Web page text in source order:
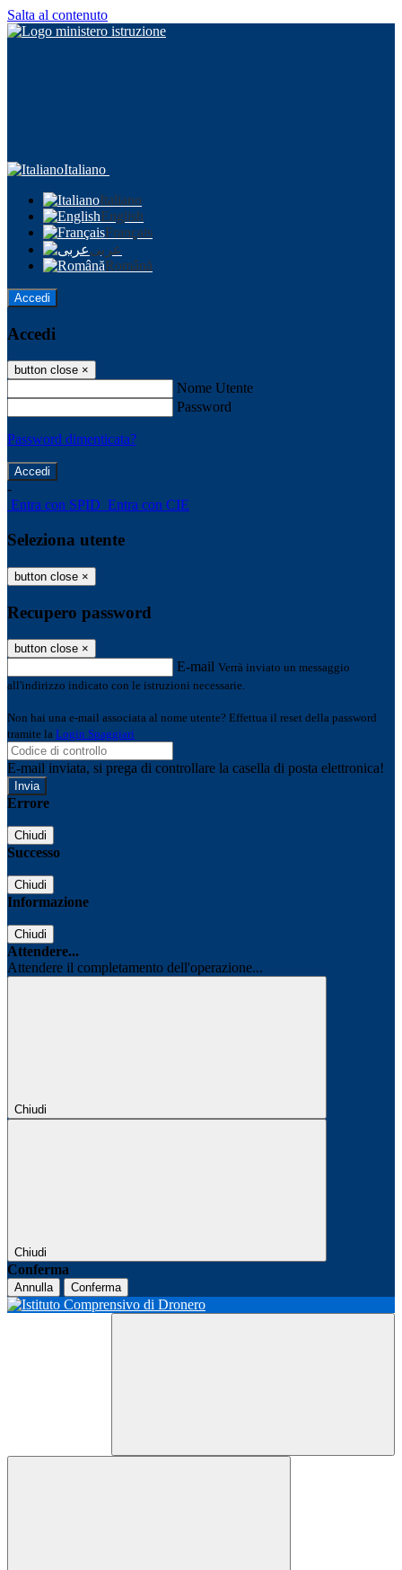
Salta al contenuto
Italiano
Italiano
English
Français
عربى
Română
Accedi
Accedi
button close ×
Nome Utente
Password
Password dimenticata?
-
Entra con SPID Entra con CIE
Seleziona utente
button close ×
Recupero password
button close ×
E-mail Verrà inviato un messaggio
all'indirizzo indicato con le istruzioni necessarie.
Non hai una e-mail associata al nome utente? Effettua il reset della password
tramite la Login Spaggiari
E-mail inviata, si prega di controllare la casella di posta elettronica!
Errore
Chiudi
Successo
Chiudi
Informazione
Chiudi
Attendere...
Attendere il completamento dell'operazione...
Chiudi
Chiudi
Conferma
Annulla Conferma